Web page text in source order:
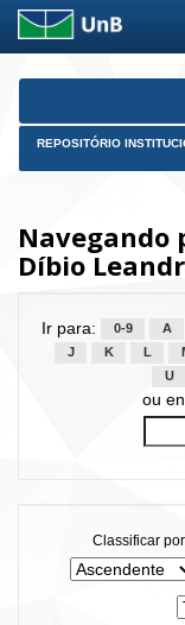
Skip
REPOSITÓRIO
Navegando
Díbio
Ir para: 0-9 A
J
K L
U
ou
Classificar